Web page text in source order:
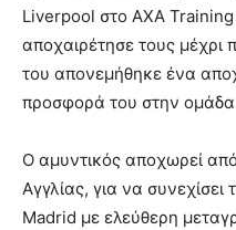
Liverpool στο AXA
αποχαιρέτησε τους μέχρι
του απονεμήθηκε ένα
προσφορά του στην
Ο αμυντικός αποχωρεί
Αγγλίας, για να
Madrid με ελεύθερη